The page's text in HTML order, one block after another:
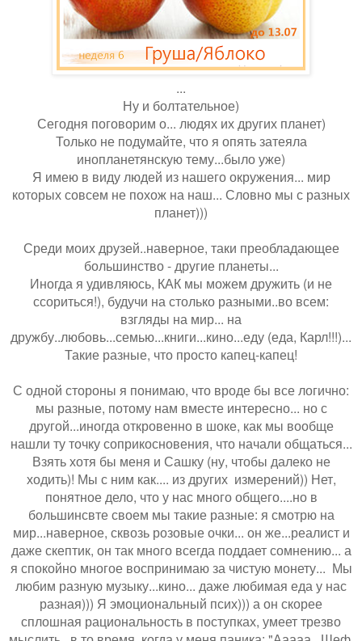
...
Ну и болтательное)
Сегодня поговорим о... людях их других планет)
Только не подумайте, что я опять затеяла
инопланетянскую тему...было уже)
Я имею в виду людей из нашего окружения... мир
которых совсем не похож на наш... Словно мы с разных
планет)))
Среди моих друзей..наверное, таки преобладающее
большинство - другие планеты...
Иногда я удивляюсь, КАК мы можем дружить (и не
ссориться!), будучи на столько разными..во всем:
взгляды на мир... на
дружбу..любовь...семью...книги...кино...еду (еда, Карл!!!)...
Такие разные, что просто капец-капец!
С одной стороны я понимаю, что вроде бы все логично:
мы разные, потому нам вместе интересно... но с
другой...иногда откровенно в шоке, как мы вообще
нашли ту точку соприкосновения, что начали общаться...
Взять хотя бы меня и Сашку (ну, чтобы далеко не
ходить)! Мы с ним как.... из других измерений)) Нет,
понятное дело, что у нас много общего....но в
большинсвте своем мы такие разные: я смотрю на
мир...наверное, сквозь розовые очки... он же...реалист и
даже скептик, он так много всегда поддает сомнению... а
я спокойно многое воспринимаю за чистую монету... Мы
любим разную музыку...кино... даже любимая еда у нас
разная))) Я эмоциональный псих))) а он скорее
сплошная рациональность в поступках, умеет трезво